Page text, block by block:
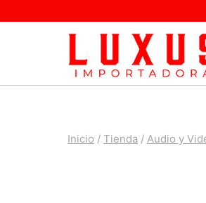
Inicio / Tienda / Audio y